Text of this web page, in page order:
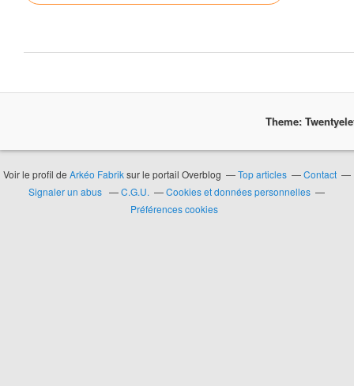
Theme:
Voir le profil de Arkéo Fabriksur le portail Overblog Top articles
Contact
Signaler un abus
C.G.U.
Cookies et données personnelles
Préférences cookies